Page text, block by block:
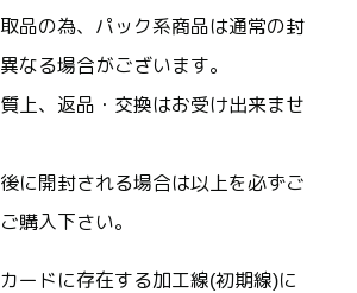
品の為、パック系商品は通常の封
なる場合がございます。
上、返品・交換はお受け出来ませ
に開封される場合は以上を必ずご
購入下さい。
ードに存在する加工線(初期線)に